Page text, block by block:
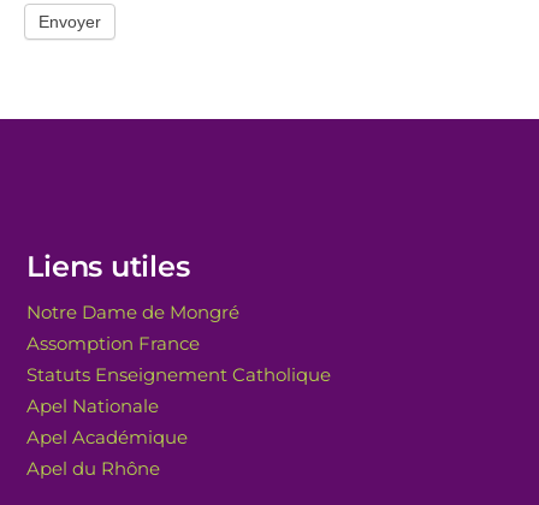
Envoyer
Liens utiles
Notre Dame de Mongré
Assomption France
Statuts Enseignement Catholique
Apel Nationale
Apel Académique
Apel du Rhône